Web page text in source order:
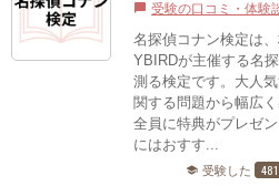
chat_bubble 受験の口コミ・体験
名探偵コナン検定は
YBIRDが主催する名
測る検定です。大人
関する問題から幅広
全員に特典がプレゼ
にはおすす...
school 受験した 481